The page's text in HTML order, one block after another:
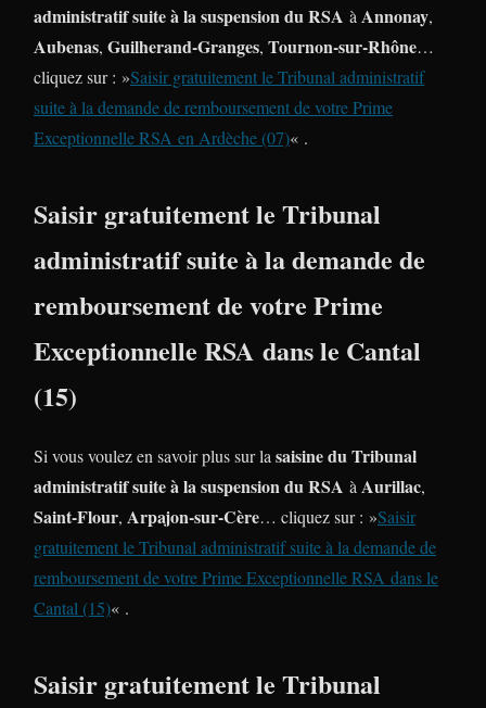
administratif suite à la suspension du RSA à Annonay,
Aubenas, Guilherand-Granges, Tournon-sur-Rhône…
cliquez sur : »Saisir gratuitement le Tribunal administratif
suite à la demande de remboursement de votre Prime
Exceptionnelle RSA en Ardèche (07)« .
Saisir gratuitement le Tribunal
administratif suite à la demande de
remboursement de votre Prime
Exceptionnelle RSA dans le Cantal
(15)
Si vous voulez en savoir plus sur la saisine du Tribunal
administratif suite à la suspension du RSA à Aurillac,
Saint-Flour, Arpajon-sur-Cère… cliquez sur : »Saisir
gratuitement le Tribunal administratif suite à la demande de
remboursement de votre Prime Exceptionnelle RSA dans le
Cantal (15)« .
Saisir gratuitement le Tribunal